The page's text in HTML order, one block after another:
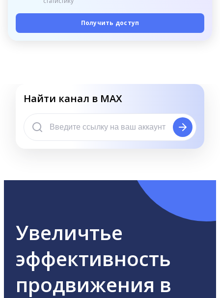
Получить доступ
Найти канал в MAX
Увеличтье
эффективность
продвижения в